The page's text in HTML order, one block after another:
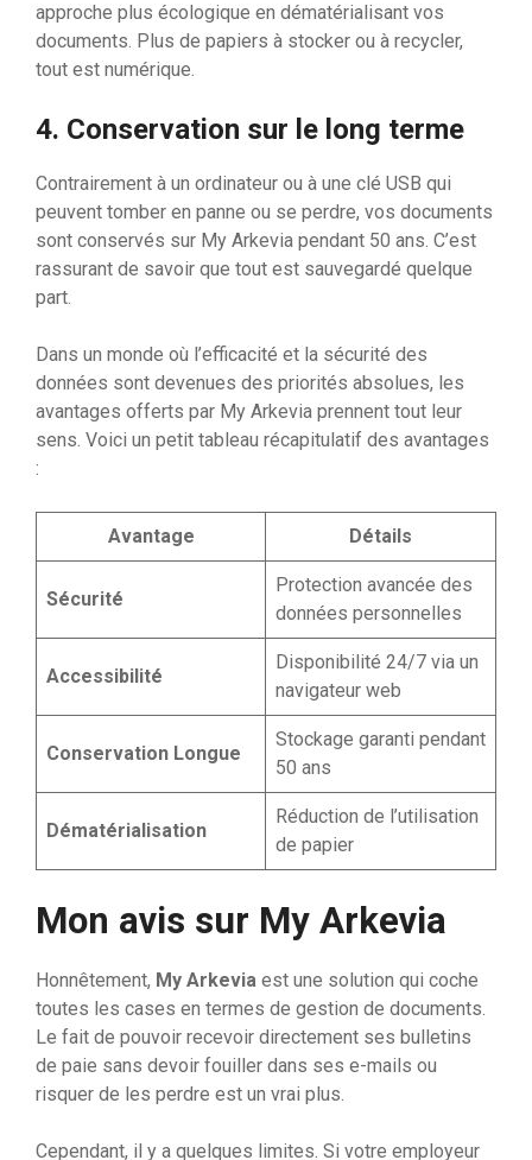
approche plus écologique en dématérialisant vos
documents. Plus de papiers à stocker ou à recycler,
tout est numérique.
4. Conservation sur le long terme
Contrairement à un ordinateur ou à une clé USB qui
peuvent tomber en panne ou se perdre, vos documents
sont conservés sur My Arkevia pendant 50 ans. C’est
rassurant de savoir que tout est sauvegardé quelque
part.
Dans un monde où l’efficacité et la sécurité des
données sont devenues des priorités absolues, les
avantages offerts par My Arkevia prennent tout leur
sens. Voici un petit tableau récapitulatif des avantages
:
Avantage Détails
Sécurité
Protection avancée des
données personnelles
Accessibilité
Disponibilité 24/7 via un
navigateur web
Conservation Longue
Stockage garanti pendant
50 ans
Dématérialisation
Réduction de l’utilisation
de papier
Mon avis sur My Arkevia
Honnêtement, My Arkevia est une solution qui coche
toutes les cases en termes de gestion de documents.
Le fait de pouvoir recevoir directement ses bulletins
de paie sans devoir fouiller dans ses e-mails ou
risquer de les perdre est un vrai plus.
Cependant, il y a quelques limites. Si votre employeur